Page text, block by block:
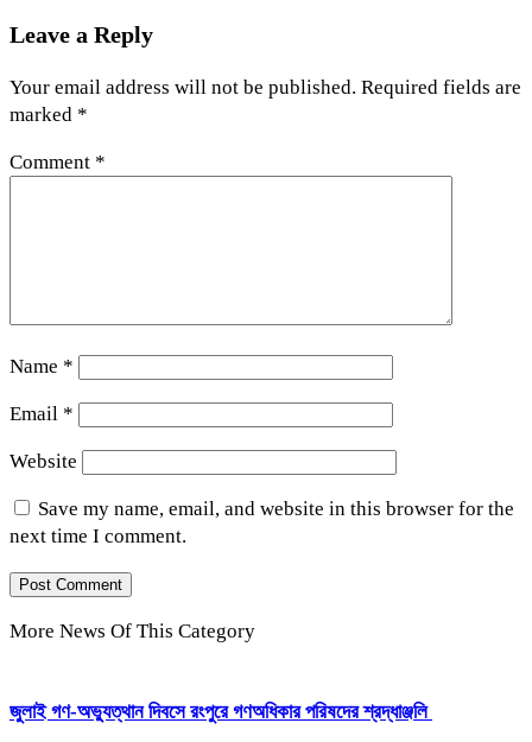
Leave a Reply
Your email address will not be published. Required fields are
marked *
Comment *
Name *
Email *
Website
Save my name, email, and website in this browser for the
next time I comment.
More News Of This Category
‎জুলাই গণ-অভ্যুত্থান দিবসে রংপুরে গণঅধিকার পরিষদের শ্রদ্ধাঞ্জলি ‎